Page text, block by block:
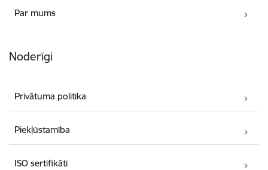
Par mums
Noderīgi
Privātuma politika
Piekļūstamība
ISO sertifikāti